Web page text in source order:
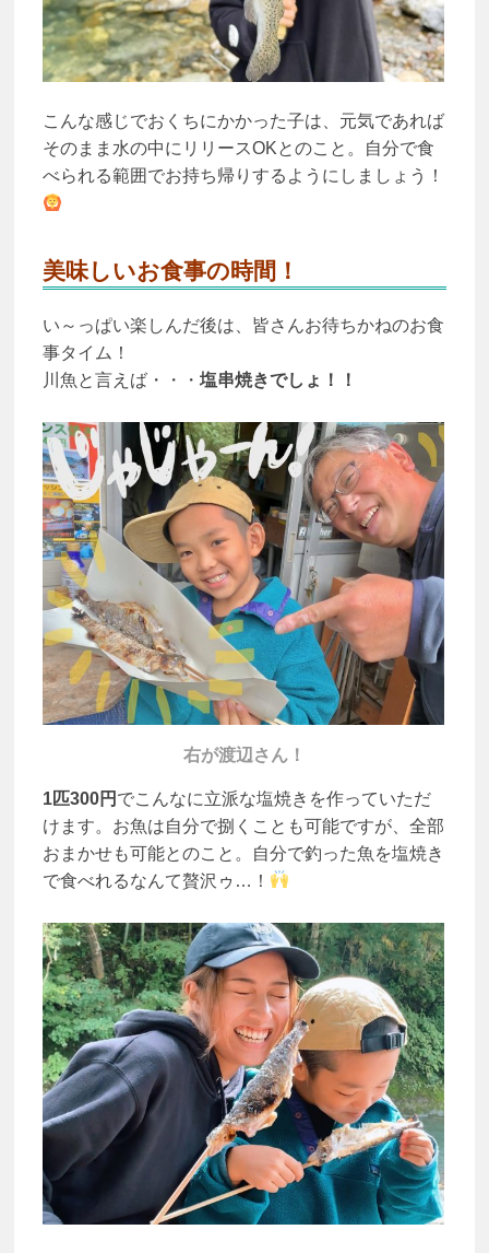
こんな感じでおくちにかかった子は、元気であれば
そのまま水の中にリリースOKとのこと。自分で食
べられる範囲でお持ち帰りするようにしましょう！
美味しいお食事の時間！
い～っぱい楽しんだ後は、皆さんお待ちかねのお食
事タイム！
川魚と言えば・・・ 塩串焼きでしょ！！
右が渡辺さん！
1匹300円 でこんなに立派な塩焼きを作っていただ
けます。お魚は自分で捌くことも可能ですが、全部
おまかせも可能とのこと。自分で釣った魚を塩焼き
で食べれるなんて贅沢ゥ…！